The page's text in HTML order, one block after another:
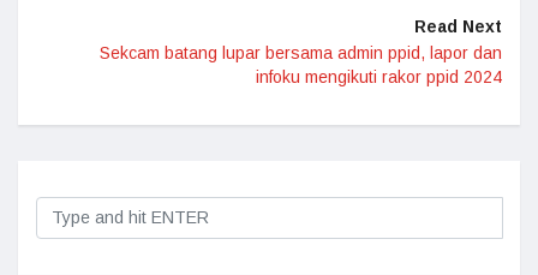
Read Next
Sekcam batang lupar bersama admin ppid, lapor dan
infoku mengikuti rakor ppid 2024